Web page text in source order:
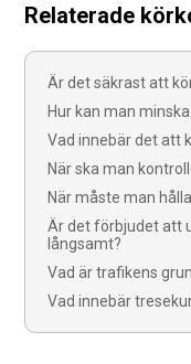
Relaterade
Är det säkrast att
Hur kan man
Vad innebär det att
När ska man
När måste man
Är det förbjudet att
långsamt?
Vad är trafikens
Vad innebär